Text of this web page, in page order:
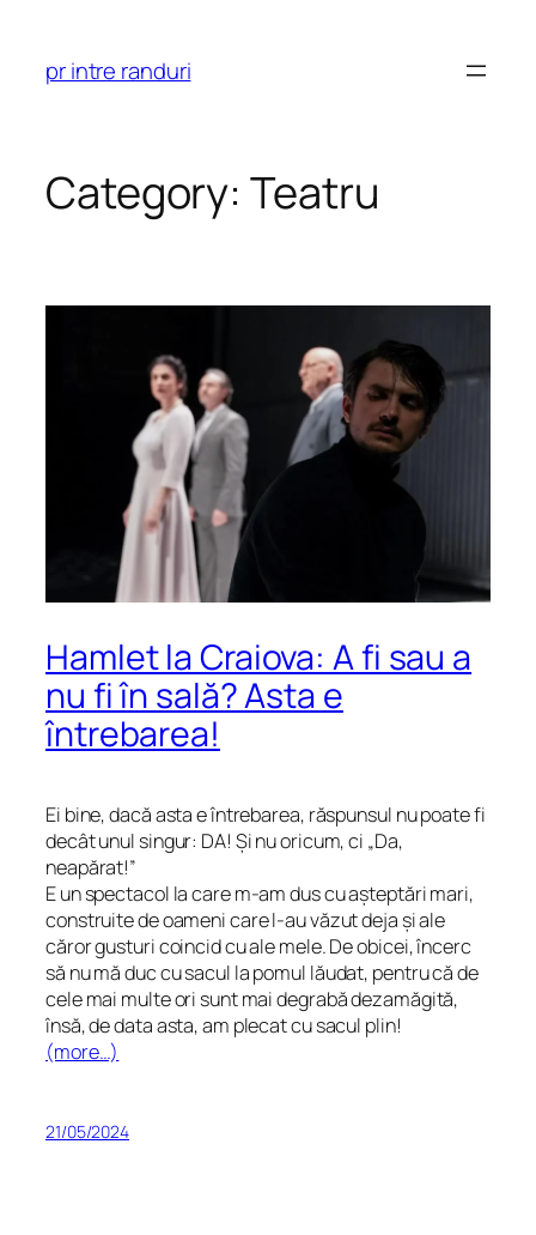
content
pr intre randuri
Category: Teatru
Hamlet la Craiova: A fi sau a
nu fi în sală? Asta e
întrebarea!
Ei bine, dacă asta e întrebarea, răspunsul nu poate fi
decât unul singur: DA! Și nu oricum, ci „Da,
neapărat!”
E un spectacol la care m-am dus cu așteptări mari,
construite de oameni care l-au văzut deja și ale
căror gusturi coincid cu ale mele. De obicei, încerc
să nu mă duc cu sacul la pomul lăudat, pentru că de
cele mai multe ori sunt mai degrabă dezamăgită,
însă, de data asta, am plecat cu sacul plin!
(more…)
21/05/2024